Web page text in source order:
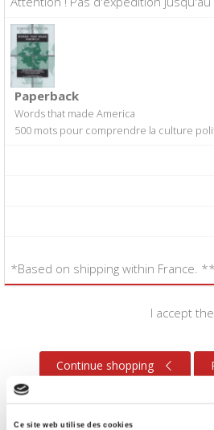
Ce site web utilise des cookies
Paperback
Words that made America
500 mots pour comprendre la culture
*Based on shipping within France.
I accept the
Continue shopping